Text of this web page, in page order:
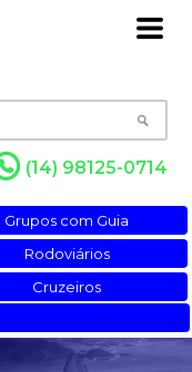
(14) 98125-0714
Grupos com Guia
Rodoviários
Cruzeiros